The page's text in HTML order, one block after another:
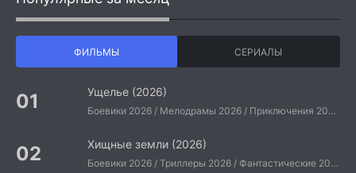
ФИЛЬМЫ СЕРИАЛЫ
Ущелье (2026)
Боевики 2026 / Мелодрамы 2026 / Приключения 2026 / Ужасы 2026 / Фантастические 2026 / Зарубежные фильмы 2026 / Американские фильмы / Фильмы 2026
Хищные земли (2026)
Боевики 2026 / Триллеры 2026 / Фантастические 2026 / Зарубежные фильмы 2026 / Американские фильмы / Фильмы 2026